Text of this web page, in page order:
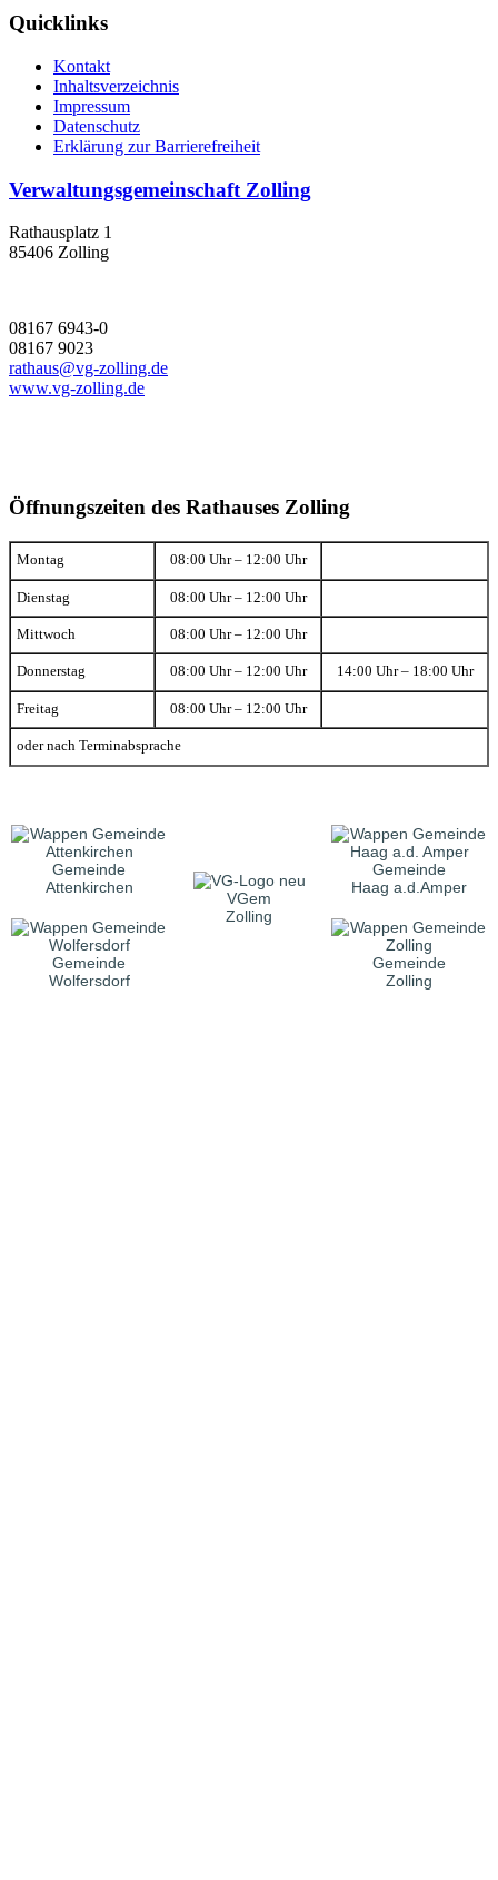
Quicklinks
Kontakt
Inhaltsverzeichnis
Impressum
Datenschutz
Erklärung zur Barrierefreiheit
Verwaltungsgemeinschaft Zolling
Rathausplatz 1
85406 Zolling
08167 6943-0
08167 9023
rathaus@vg-zolling.de
www.vg-zolling.de
Öffnungszeiten des Rathauses Zolling
Montag 08:00 Uhr – 12:00 Uhr
Dienstag 08:00 Uhr – 12:00 Uhr
Mittwoch 08:00 Uhr – 12:00 Uhr
Donnerstag 08:00 Uhr – 12:00 Uhr 14:00 Uhr – 18:00 Uhr
Freitag 08:00 Uhr – 12:00 Uhr
oder nach Terminabsprache
Gemeinde
Attenkirchen
VGem
Zolling
Gemeinde
Haag a.d.Amper
Gemeinde
Wolfersdorf
Gemeinde
Zolling